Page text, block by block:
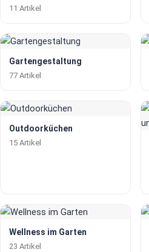
11 Artikel
Gartengestaltung
77 Artikel
Outdoorküchen
15 Artikel
Wellness im Garten
23 Artikel